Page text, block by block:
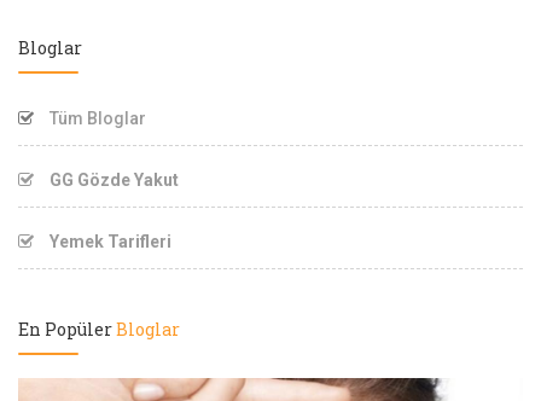
Bloglar
Tüm Bloglar
GG Gözde Yakut
Yemek Tarifleri
En PopülerBloglar